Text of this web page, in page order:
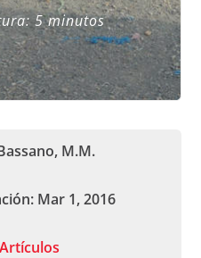
5 minutos
M.M.
Mar 1, 2016
Artículos